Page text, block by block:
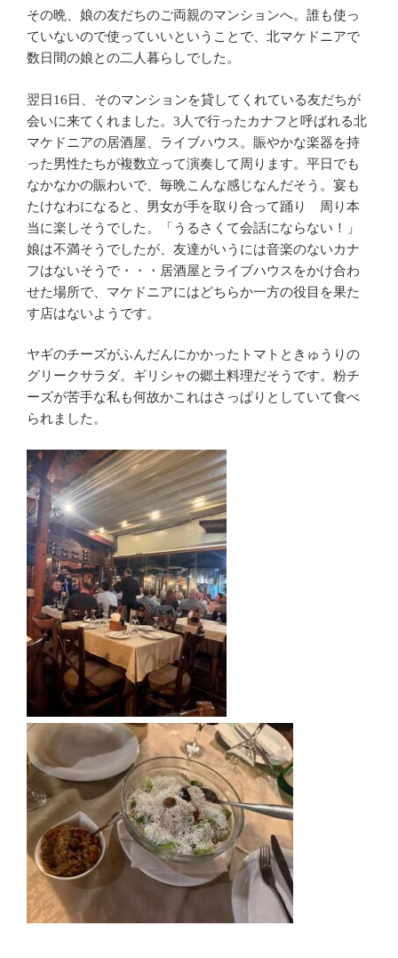
その晩、娘の友だちのご両親のマンションへ。誰も使っ
ていないので使っていいということで、北マケドニアで
数日間の娘との二人暮らしでした。
翌日16日、そのマンションを貸してくれている友だちが
会いに来てくれました。3人で行ったカナフと呼ばれる北
マケドニアの居酒屋、ライブハウス。賑やかな楽器を持
った男性たちが複数立って演奏して周ります。平日でも
なかなかの賑わいで、毎晩こんな感じなんだそう。宴も
たけなわになると、男女が手を取り合って踊り 周り本
当に楽しそうでした。「うるさくて会話にならない！」
娘は不満そうでしたが、友達がいうには音楽のないカナ
フはないそうで・・・居酒屋とライブハウスをかけ合わ
せた場所で、マケドニアにはどちらか一方の役目を果た
す店はないようです。
ヤギのチーズがふんだんにかかったトマトときゅうりの
グリークサラダ。ギリシャの郷土料理だそうです。粉チ
ーズが苦手な私も何故かこれはさっぱりとしていて食べ
られました。